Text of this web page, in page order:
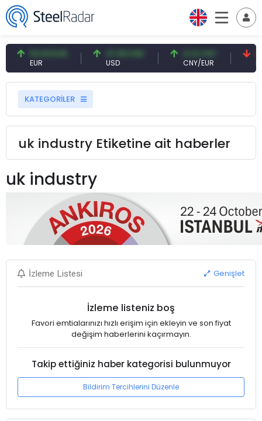
54,93 EUR
EUR
47,59 USD
USD
0,13 CNY
CNY/EUR
KATEGORİLER
uk industry Etiketine ait haberler
uk industry
İzleme Listesi Genişlet
İzleme listeniz boş
Favori emtialarınızı hızlı erişim için ekleyin ve son fiyat
değişim haberlerini kaçırmayın.
Takip ettiğiniz haber kategorisi bulunmuyor
Bildirim Tercihlerini Düzenle